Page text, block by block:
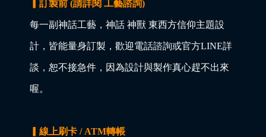
▎訂製前 (請詳閱 工藝諮詢)
每一副神話工藝，神話 神獸 東西方信仰主題設
計，皆能量身訂製，歡迎電話諮詢或官方LINE詳
談，恕不接急件，因為設計與製作真心趕不出來
喔。
▎線上刷卡 / ATM轉帳